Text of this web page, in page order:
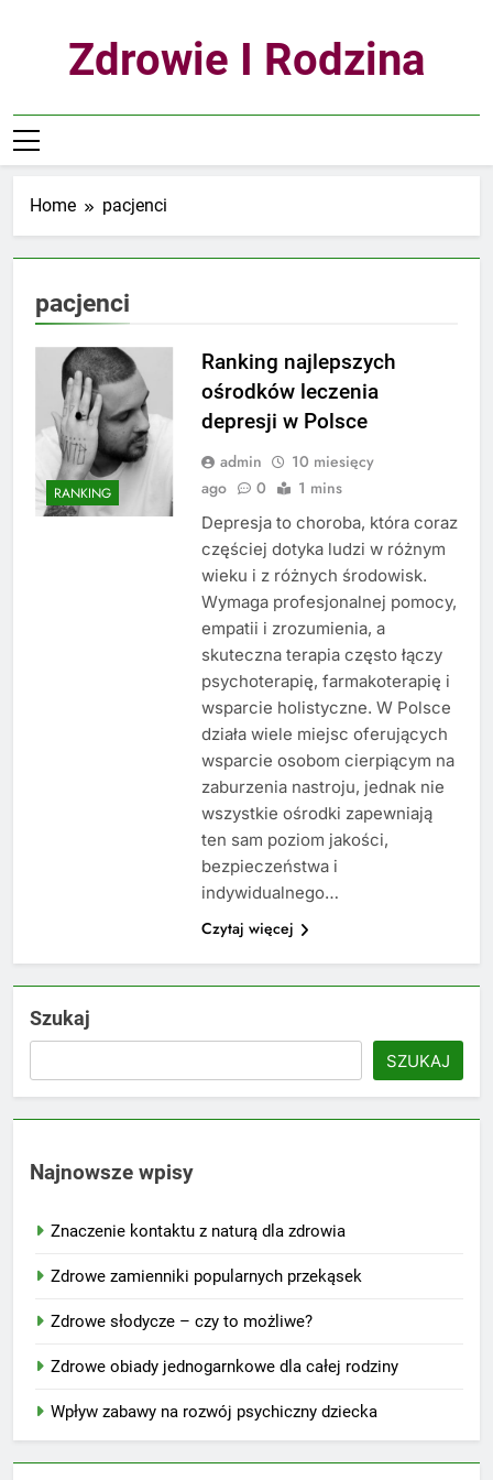
Zdrowie I Rodzina
Home pacjenci
pacjenci
RANKING
Ranking najlepszych
ośrodków leczenia
depresji w Polsce
admin
10 miesięcy
ago
0 1 mins
Depresja to choroba, która coraz
częściej dotyka ludzi w różnym
wieku i z różnych środowisk.
Wymaga profesjonalnej pomocy,
empatii i zrozumienia, a
skuteczna terapia często łączy
psychoterapię, farmakoterapię i
wsparcie holistyczne. W Polsce
działa wiele miejsc oferujących
wsparcie osobom cierpiącym na
zaburzenia nastroju, jednak nie
wszystkie ośrodki zapewniają
ten sam poziom jakości,
bezpieczeństwa i
indywidualnego…
Czytaj więcej
Szukaj
SZUKAJ
Najnowsze wpisy
Znaczenie kontaktu z naturą dla zdrowia
Zdrowe zamienniki popularnych przekąsek
Zdrowe słodycze – czy to możliwe?
Zdrowe obiady jednogarnkowe dla całej rodziny
Wpływ zabawy na rozwój psychiczny dziecka